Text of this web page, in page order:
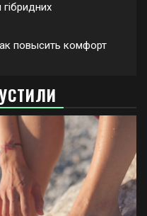
гібридних
повысить комфорт